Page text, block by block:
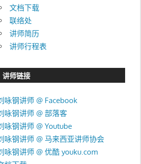
文档下载
联络处
讲师简历
讲师行程表
讲师链接
咏钢讲师 @ Facebook
咏钢讲师 @ 部落客
咏钢讲师 @ Youtube
咏钢讲师 @ 马来西亚讲师协会
咏钢讲师 @ 优酷 youku.com